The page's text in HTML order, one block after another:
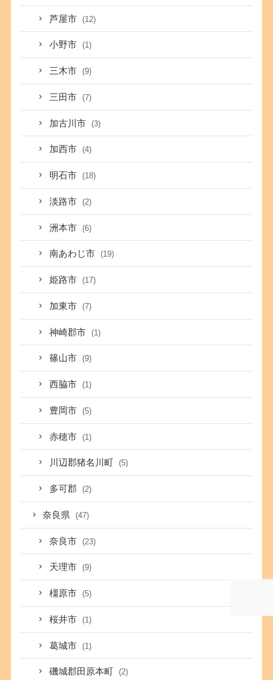
芦屋市 (12)
小野市 (1)
三木市 (9)
三田市 (7)
加古川市 (3)
加西市 (4)
明石市 (18)
淡路市 (2)
洲本市 (6)
南あわじ市 (19)
姫路市 (17)
加東市 (7)
神崎郡市 (1)
篠山市 (9)
西脇市 (1)
豊岡市 (5)
赤穂市 (1)
川辺郡猪名川町 (5)
多可郡 (2)
奈良県 (47)
奈良市 (23)
天理市 (9)
橿原市 (5)
桜井市 (1)
葛城市 (1)
磯城郡田原本町 (2)